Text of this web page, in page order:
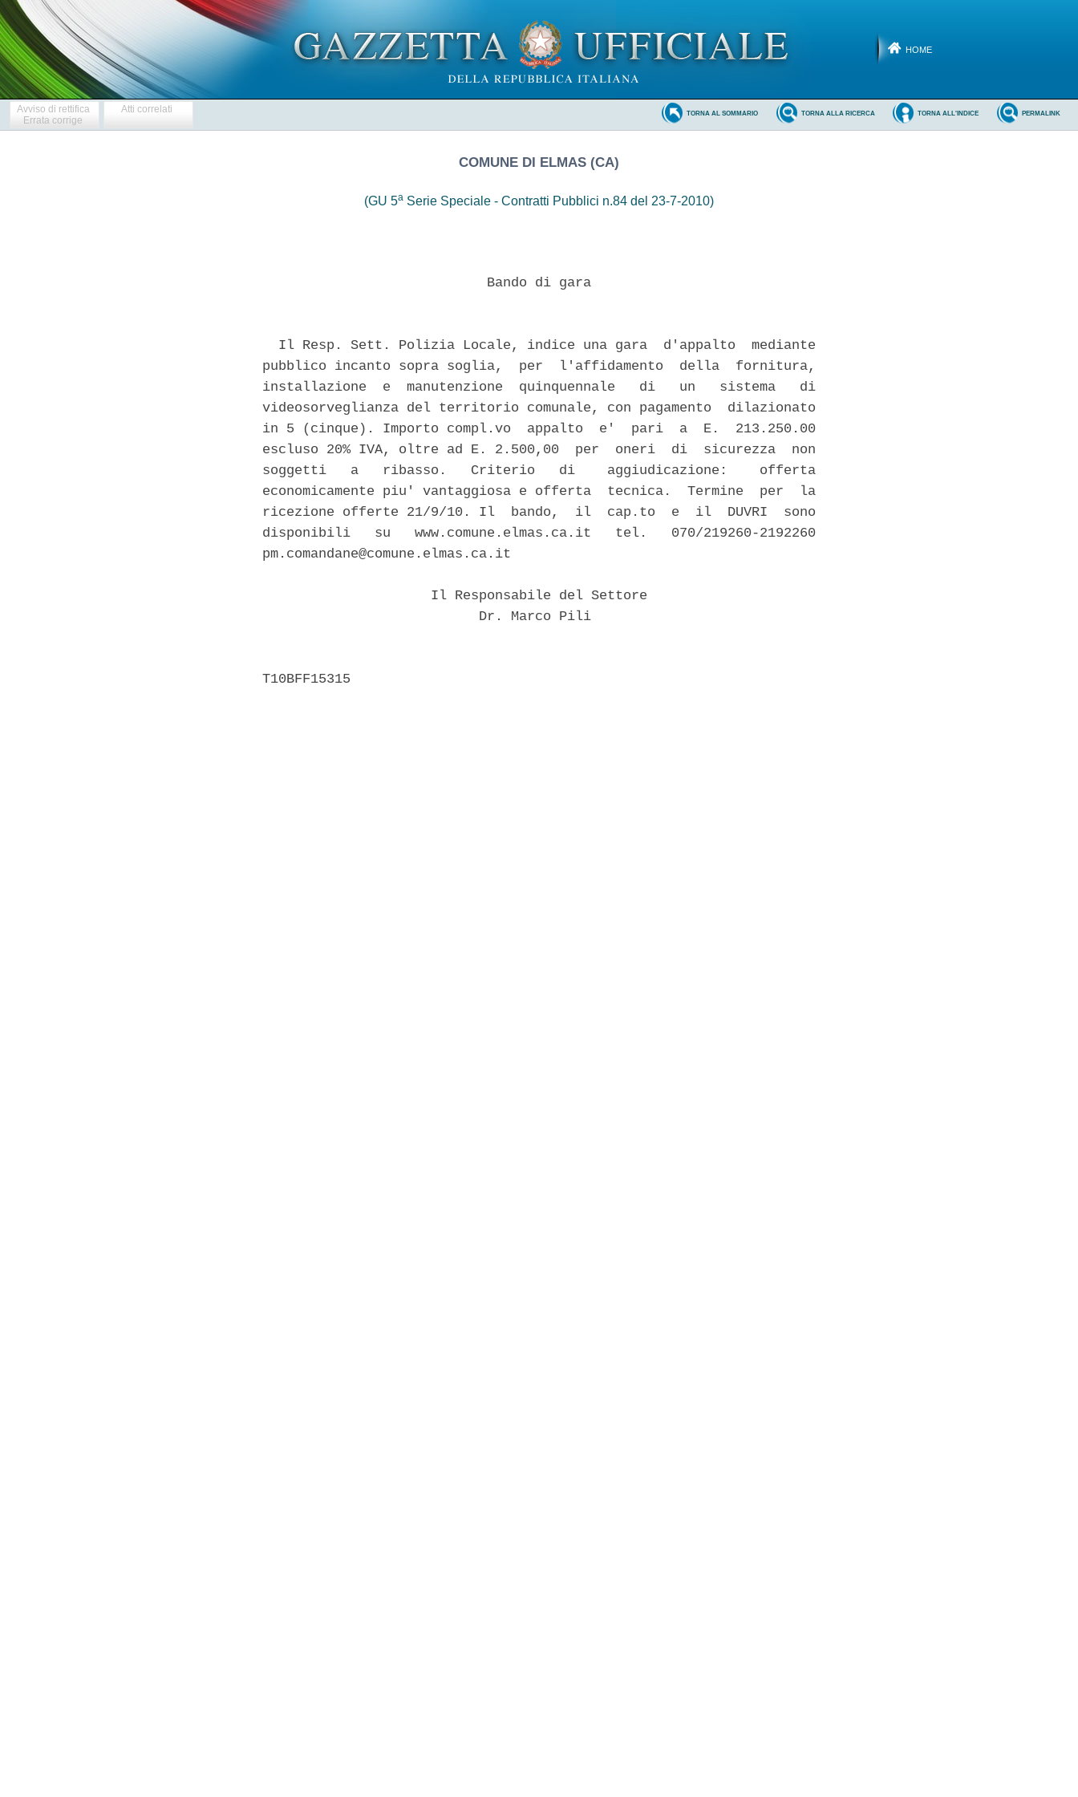
HOME
Avviso di rettifica
Errata corrige
Atti correlati PERMALINK
TORNA ALL'INDICE
TORNA ALLA RICERCA
TORNA AL SOMMARIO
COMUNE DI ELMAS (CA)
(GU 5a Serie Speciale - Contratti Pubblici n.84 del 23-7-2010)
                            Bando di gara
  Il Resp. Sett. Polizia Locale, indice una gara  d'appalto  mediante
pubblico incanto sopra soglia,  per  l'affidamento  della  fornitura,
installazione  e  manutenzione  quinquennale   di   un   sistema   di
videosorveglianza del territorio comunale, con pagamento  dilazionato
in 5 (cinque). Importo compl.vo  appalto  e'  pari  a  E.  213.250.00
escluso 20% IVA, oltre ad E. 2.500,00  per  oneri  di  sicurezza  non
soggetti   a   ribasso.   Criterio   di    aggiudicazione:    offerta
economicamente piu' vantaggiosa e offerta  tecnica.  Termine  per  la
ricezione offerte 21/9/10. Il  bando,  il  cap.to  e  il  DUVRI  sono
disponibili   su   www.comune.elmas.ca.it   tel.   070/219260-2192260
pm.comandane@comune.elmas.ca.it
                     Il Responsabile del Settore
                           Dr. Marco Pili